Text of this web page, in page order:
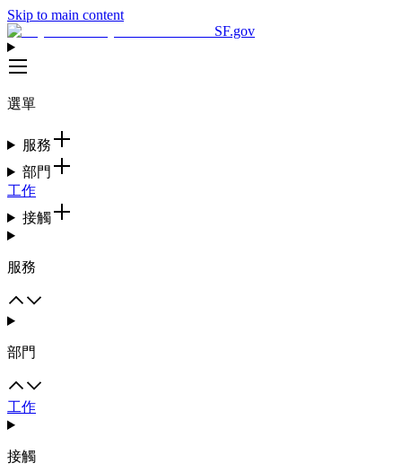
Skip to main content
SF.gov
選單
服務
部門
工作
接觸
服務
部門
工作
接觸